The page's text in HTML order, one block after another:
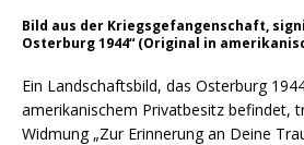
Bild aus der Kriegsgefangenschaft,
Osterburg 1944“ (Original in
Ein Landschaftsbild, das Osterburg
amerikanischem Privatbesitz befindet,
Widmung „Zur Erinnerung an Deine